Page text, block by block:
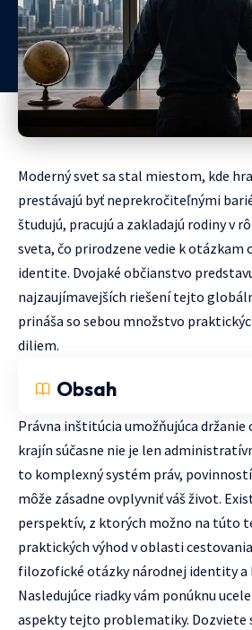
Moderný svet sa stal miestom, kde
prestávajú byť neprekročiteľnými
študujú, pracujú a zakladajú rodiny v
sveta, čo prirodzene vedie k otázkam
identite. Dvojaké občianstvo
najzaujímavejších riešení tejto
prináša so sebou množstvo
diliem.
Obsah
Právna inštitúcia umožňujúca držanie
krajín súčasne nie je len
to komplexný systém práv,
môže zásadne ovplyvniť váš život.
perspektív, z ktorých možno na túto
praktických výhod v oblasti
filozofické otázky národnej identity
Nasledujúce riadky vám ponúknu
aspekty tejto problematiky. Dozviete